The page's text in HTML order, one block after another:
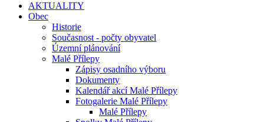
AKTUALITY
Obec
Historie
Současnost - počty obyvatel
Územní plánování
Malé Přílepy
Zápisy osadního výboru
Dokumenty
Kalendář akcí Malé Přílepy
Fotogalerie Malé Přílepy
Malé Přílepy